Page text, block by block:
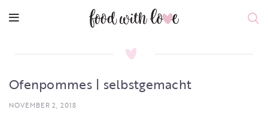
Ofenpommes | selbstgemacht
NOVEMBER 2, 2018